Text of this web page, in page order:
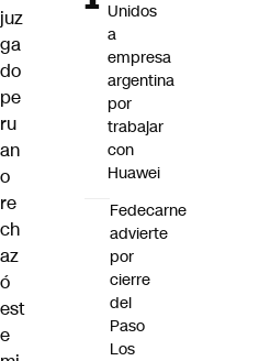
juz
ga
do
pe
ru
an
o
re
ch
az
ó
est
e
Unidos
a
empresa
argentina
por
trabajar
con
Huawei
Fedecarne
advierte
por
cierre
del
Paso
Los